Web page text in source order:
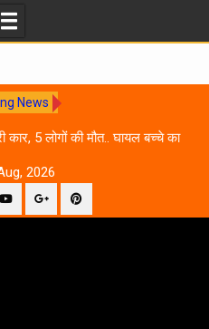
News
कार, 5 लोगों की मौत.. घायल बच्चे का
2026